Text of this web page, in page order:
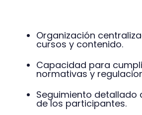
Organización
cursos y contenido.
Capacidad para
normativas y
Seguimiento detallado
de los participantes.